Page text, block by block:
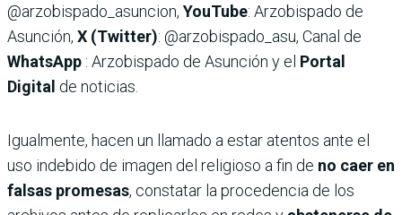
@arzobispado_asuncion, YouTube: Arzobispado de
Asunción, X (Twitter): @arzobispado_asu, Canal de
WhatsApp : Arzobispado de Asunción y el Portal
Digital de noticias.
Igualmente, hacen un llamado a estar atentos ante el
uso indebido de imagen del religioso a fin de no caer en
falsas promesas, constatar la procedencia de los